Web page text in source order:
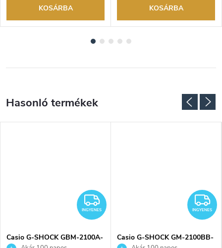
KOSÁRBA KOSÁRBA
INGYENES
INGYENES
Casio G-SHOCK GBM-2100A-
INGYENES
Casio G-SHOCK GM-2100BB-